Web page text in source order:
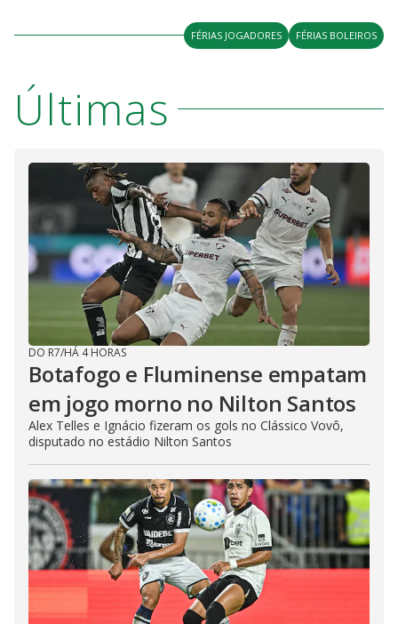
FÉRIAS JOGADORES FÉRIAS BOLEIROS
Últimas
DO R7/HÁ 4 HORAS
Botafogo e Fluminense empatam
em jogo morno no Nilton Santos
Alex Telles e Ignácio fizeram os gols no Clássico Vovô,
disputado no estádio Nilton Santos